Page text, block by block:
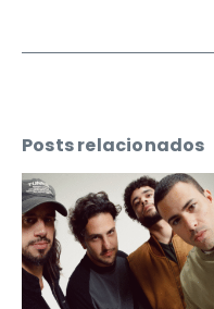
Posts relacionados